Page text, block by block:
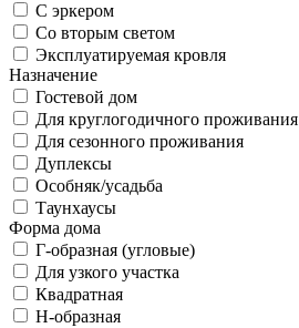
С эркером
Со вторым светом
Эксплуатируемая кровля
Назначение
Гостевой дом
Для круглогодичного проживания
Для сезонного проживания
Дуплексы
Особняк/усадьба
Таунхаусы
Форма дома
Г-образная (угловые)
Для узкого участка
Квадратная
Н-образная